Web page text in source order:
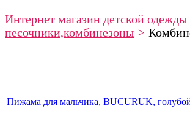
Интернет магазин детской одежды
песочники,комбинезоны >
Пижама для мальчика, BUCURUK,